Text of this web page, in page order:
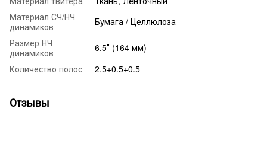
Материал СЧ/НЧ
динамиков
Бумага / Целлюлоза
Размер НЧ-
динамиков
6.5″ (164 мм)
Количество полос
2.5+0.5+0.5
Отзывы